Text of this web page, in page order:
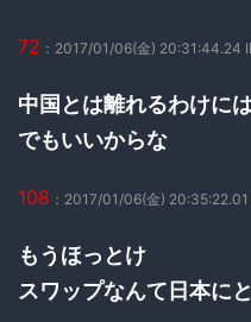
72 ：2017/01/06(金) 20:31:44.24
中国とは離れるわけに
でもいいからな
108 ：2017/01/06(金)
もうほっとけ
スワップなんて日本に